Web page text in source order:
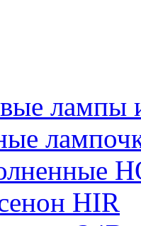
лампы
HIR